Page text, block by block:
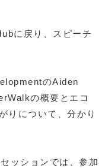
に戻り、スピーチ
のAiden
の概要とエコ
りについて、分かり
ッションでは、参加